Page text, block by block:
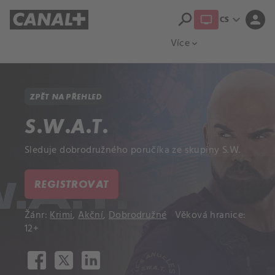
Více expand_more
search CS expand_more person
ZPĚT NA PŘEHLED
S.W.A.T.
Sleduje dobrodružného poručíka ze skupiny S.W.
REGISTROVAT
Žánr:Krimi,Akční,Dobrodružné Věková hranice:
12+